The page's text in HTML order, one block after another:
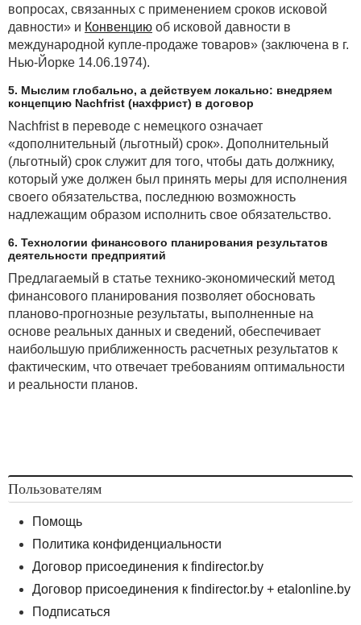
вопросах, связанных с применением сроков исковой
давности» и Конвенцию об исковой давности в
международной купле-продаже товаров» (заключена в г.
Нью-Йорке 14.06.1974).
5. Мыслим глобально, а действуем локально: внедряем
концепцию Nachfrist (нахфрист) в договор
Nachfrist в переводе с немецкого означает
«дополнительный (льготный) срок». Дополнительный
(льготный) срок служит для того, чтобы дать должнику,
который уже должен был принять меры для исполнения
своего обязательства, последнюю возможность
надлежащим образом исполнить свое обязательство.
6. Технологии финансового планирования результатов
деятельности предприятий
Предлагаемый в статье технико-экономический метод
финансового планирования позволяет обосновать
планово-прогнозные результаты, выполненные на
основе реальных данных и сведений, обеспечивает
наибольшую приближенность расчетных результатов к
фактическим, что отвечает требованиям оптимальности
и реальности планов.
Пользователям
Помощь
Политика конфиденциальности
Договор присоединения к findirector.by
Договор присоединения к findirector.by + etalonline.by
Подписаться